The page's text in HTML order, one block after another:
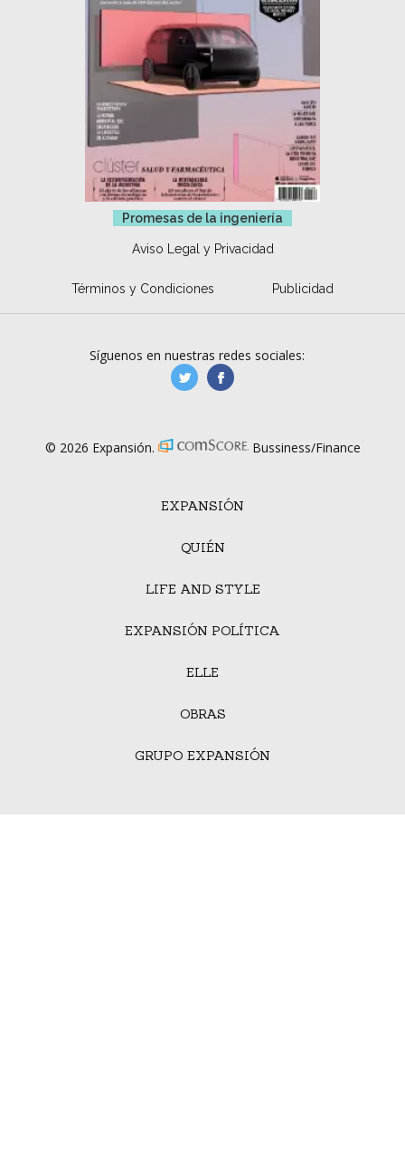
Promesas de la ingeniería
Aviso Legal y Privacidad
Términos y Condiciones Publicidad
EXPANSIÓN
QUIÉN
LIFE AND STYLE
EXPANSIÓN POLÍTICA
ELLE
OBRAS
GRUPO EXPANSIÓN
Síguenos en nuestras redes sociales:
manufacturaGE
© 2026 Expansión. Bussiness/Finance